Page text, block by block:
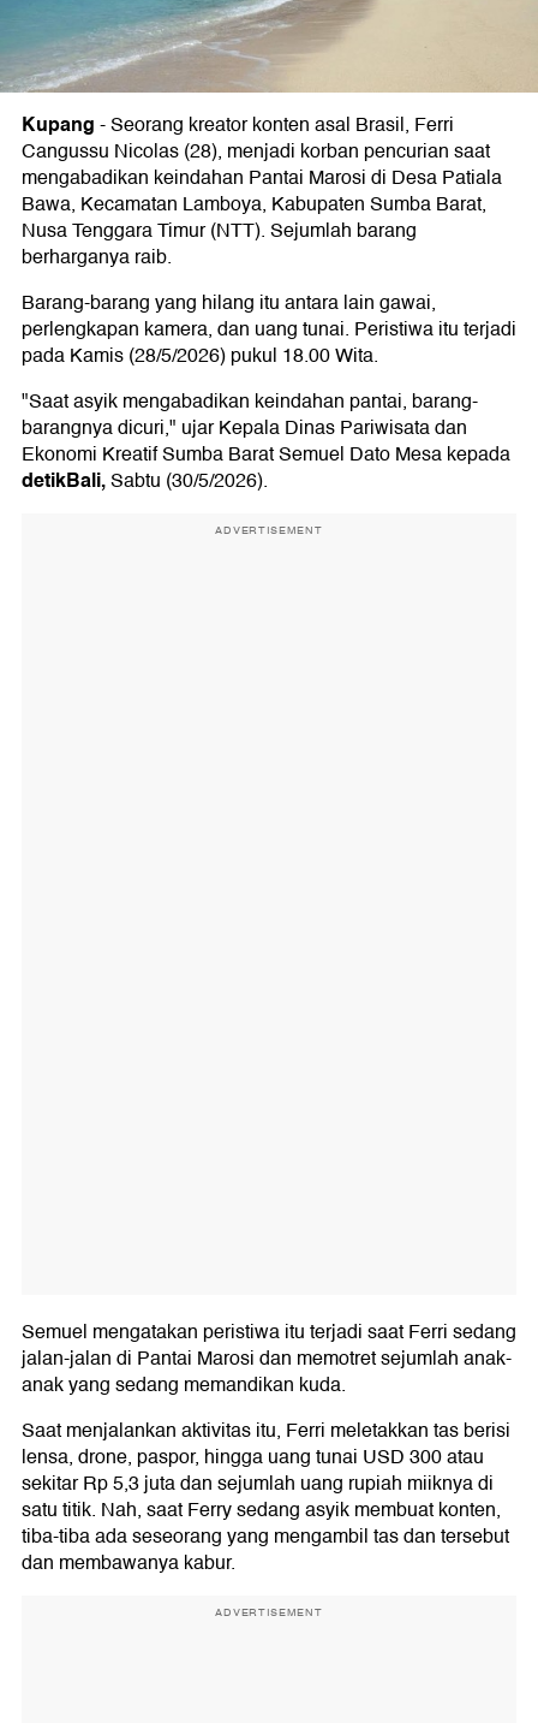
Kupang-Seorang kreator konten asal Brasil, Ferri
Cangussu Nicolas (28), menjadi korban pencurian saat
mengabadikan keindahan Pantai Marosi di Desa Patiala
Bawa, Kecamatan Lamboya, Kabupaten Sumba Barat,
Nusa Tenggara Timur (NTT). Sejumlah barang
berharganya raib.
Barang-barang yang hilang itu antara lain gawai,
perlengkapan kamera, dan uang tunai. Peristiwa itu terjadi
pada Kamis (28/5/2026) pukul 18.00 Wita.
"Saat asyik mengabadikan keindahan pantai, barang-
barangnya dicuri," ujar Kepala Dinas Pariwisata dan
Ekonomi Kreatif Sumba Barat Semuel Dato Mesa kepada
detikBali,Sabtu (30/5/2026).
ADVERTISEMENT
Semuel mengatakan peristiwa itu terjadi saat Ferri sedang
jalan-jalan di Pantai Marosi dan memotret sejumlah anak-
anak yang sedang memandikan kuda.
Saat menjalankan aktivitas itu, Ferri meletakkan tas berisi
lensa, drone, paspor, hingga uang tunai USD 300 atau
sekitar Rp 5,3 juta dan sejumlah uang rupiah miiknya di
satu titik. Nah, saat Ferry sedang asyik membuat konten,
tiba-tiba ada seseorang yang mengambil tas dan tersebut
dan membawanya kabur.
ADVERTISEMENT